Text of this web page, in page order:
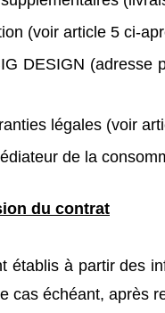
(voir article 5 ci-
DESIGN (adresse
légales (voir
de la
du contrat
établis à partir des
cas échéant, après